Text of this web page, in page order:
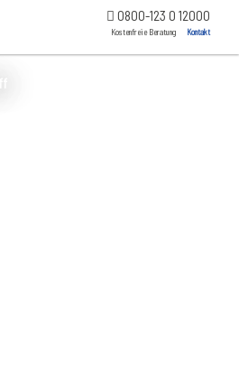
0800-123 0 12000
Kostenfreie Beratung Kontakt